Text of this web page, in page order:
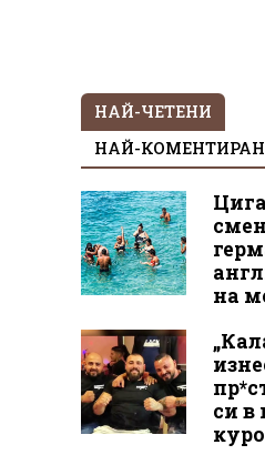
НАЙ-ЧЕТЕНИ
НАЙ-
на
си в